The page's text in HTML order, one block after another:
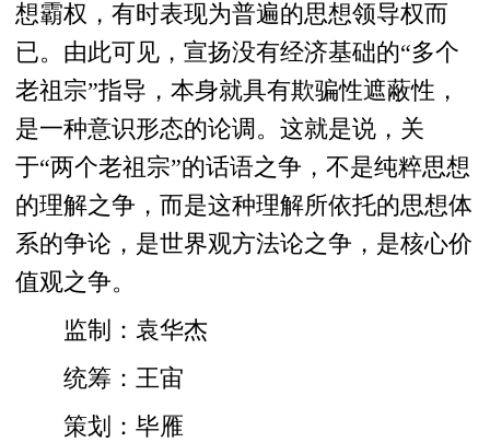
想霸权，有时表现为普遍的思想领导权而
已。由此可见，宣扬没有经济基础的“多个
老祖宗”指导，本身就具有欺骗性遮蔽性，
是一种意识形态的论调。这就是说，关
于“两个老祖宗”的话语之争，不是纯粹思想
的理解之争，而是这种理解所依托的思想体
系的争论，是世界观方法论之争，是核心价
值观之争。
监制：袁华杰
统筹：王宙
策划：毕雁